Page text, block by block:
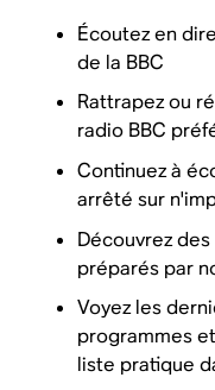
Écoutez en
de la BBC
Rattrapez ou
radio BBC
Continuez à
arrêté sur
Découvrez
préparés par
Voyez les
programmes
liste pratique